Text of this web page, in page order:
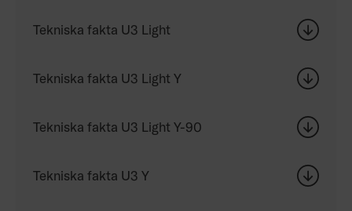
Tekniska fakta U3 Light
Tekniska fakta U3 Light Y
Tekniska fakta U3 Light Y-90
Tekniska fakta U3 Y